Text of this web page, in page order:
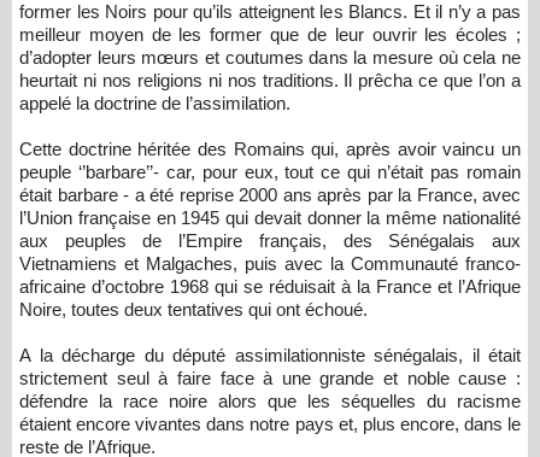
former les Noirs pour qu’ils atteignent les Blancs. Et il n’y a pas
meilleur moyen de les former que de leur ouvrir les écoles ;
d’adopter leurs mœurs et coutumes dans la mesure où cela ne
heurtait ni nos religions ni nos traditions. Il prêcha ce que l’on a
appelé la doctrine de l’assimilation.
Cette doctrine héritée des Romains qui, après avoir vaincu un
peuple ‘’barbare’’- car, pour eux, tout ce qui n’était pas romain
était barbare - a été reprise 2000 ans après par la France, avec
l’Union française en 1945 qui devait donner la même nationalité
aux peuples de l’Empire français, des Sénégalais aux
Vietnamiens et Malgaches, puis avec la Communauté franco-
africaine d’octobre 1968 qui se réduisait à la France et l’Afrique
Noire, toutes deux tentatives qui ont échoué.
A la décharge du député assimilationniste sénégalais, il était
strictement seul à faire face à une grande et noble cause :
défendre la race noire alors que les séquelles du racisme
étaient encore vivantes dans notre pays et, plus encore, dans le
reste de l’Afrique.